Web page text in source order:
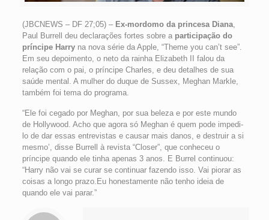
(JBCNEWS – DF 27;05) – Ex-mordomo da princesa Diana,
Paul Burrell deu declarações fortes sobre a participação do
príncipe Harry na nova série da Apple, “Theme you can’t see”.
Em seu depoimento, o neto da rainha Elizabeth II falou da
relação com o pai, o príncipe Charles, e deu detalhes de sua
saúde mental. A mulher do duque de Sussex, Meghan Markle,
também foi tema do programa.
“Ele foi cegado por Meghan, por sua beleza e por este mundo
de Hollywood. Acho que agora só Meghan é quem pode impedi-
lo de dar essas entrevistas e causar mais danos, e destruir a si
mesmo’, disse Burrell à revista “Closer”, que conheceu o
príncipe quando ele tinha apenas 3 anos. E Burrel continuou:
“Harry não vai se curar se continuar fazendo isso. Vai piorar as
coisas a longo prazo.Eu honestamente não tenho ideia de
quando ele vai parar.”